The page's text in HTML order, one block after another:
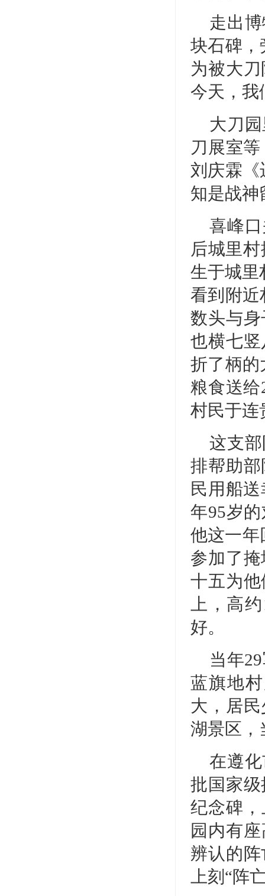
走出
块石碑，
为被大
今天，我
大刀
刀展室
刘庆霖《
知是战神
喜峰
后城里
生于城里
看到附近
数头与
也横七
折了柄的
粮食送
村民于连
这支
排帮助
民用船
年95岁
他这一年
参加了
十五为
上，高
好。
当年
蓝旗地
大，居
湖景区，
在遵
批国家
纪念碑
园内有
辨认的
上刻“阵